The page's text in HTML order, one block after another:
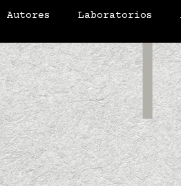
Autores Laboratorios